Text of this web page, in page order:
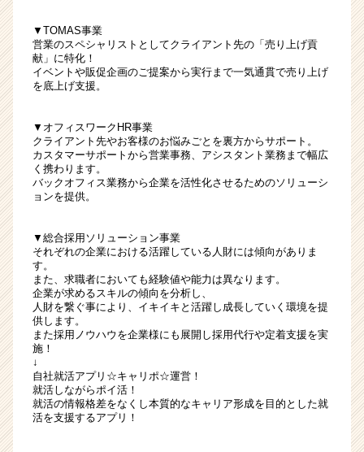
く
就
ト
チ
キ
ア
（CheerCareer）
▼TOMAS事業
営業のスペシャリストとしてクライアント先の「売り上げ貢
献」に特化！
イベントや販促企画のご提案から実行まで一気通貫で売り上げ
を底上げ支援。
▼オフィスワークHR事業
クライアント先やお客様のお悩みごとを裏方からサポート。
カスタマーサポートから営業事務、アシスタント業務まで幅広
く携わります。
バックオフィス業務から企業を活性化させるためのソリューシ
ョンを提供。
▼総合採用ソリューション事業
それぞれの企業における活躍している人財には傾向がありま
す。
また、求職者においても経験値や能力は異なります。
企業が求めるスキルの傾向を分析し、
人財を繋ぐ事により、イキイキと活躍し成長していく環境を提
供します。
また採用ノウハウを企業様にも展開し採用代行や定着支援を実
施！
↓
自社就活アプリ☆キャリポ☆運営！
就活しながらポイ活！
就活の情報格差をなくし本質的なキャリア形成を目的とした就
活を支援するアプリ！